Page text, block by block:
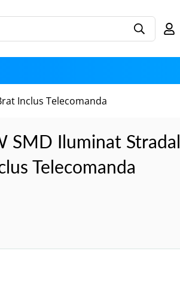
Inclus Telecomanda
SMD Iluminat Stradal
Telecomanda